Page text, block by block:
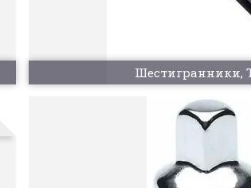
Шестигранники,